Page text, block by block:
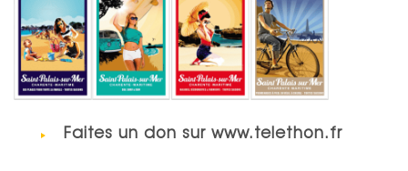
Faites un don sur www.telethon.fr